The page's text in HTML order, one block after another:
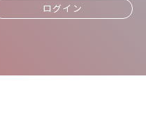
ログイン